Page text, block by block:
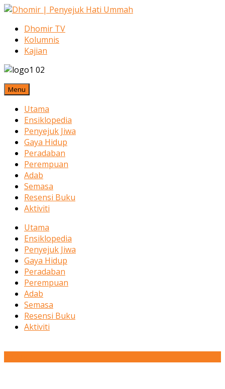
Dhomir TV
Kolumnis
Kajian
Menu
Utama
Ensiklopedia
Penyejuk Jiwa
Gaya Hidup
Peradaban
Perempuan
Adab
Semasa
Resensi Buku
Aktiviti
Utama
Ensiklopedia
Penyejuk Jiwa
Gaya Hidup
Peradaban
Perempuan
Adab
Semasa
Resensi Buku
Aktiviti